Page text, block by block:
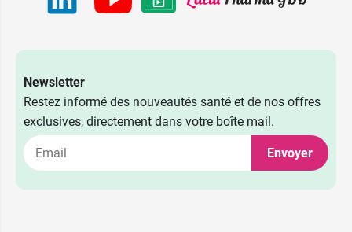
Newsletter
Restez informé des nouveautés santé et de nos offres
exclusives, directement dans votre boîte mail.
Envoyer